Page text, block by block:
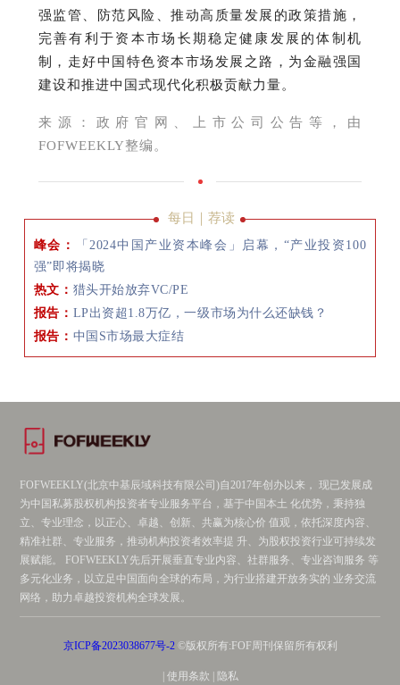
强监管、防范风险、推动高质量发展的政策措施，
完善有利于资本市场长期稳定健康发展的体制机
制，走好中国特色资本市场发展之路，为金融强国
建设和推进中国式现代化积极贡献力量。
来源： 政府官网、上市公司公告等，由
FOFWEEKLY整编。
每日｜荐读
峰会：
「2024中国产业资本峰会」启幕，“产业投资100
强”即将揭晓
热文： 猎头开始放弃VC/PE
报告： LP出资超1.8万亿，一级市场为什么还缺钱？
报告： 中国S市场最大症结
FOFWEEKLY(北京中基辰域科技有限公司)自2017年创办以来， 现已发展成
为中国私募股权机构投资者专业服务平台，基于中国本土 化优势，秉持独
立、专业理念，以正心、卓越、创新、共赢为核心价 值观，依托深度内容、
精准社群、专业服务，推动机构投资者效率提 升、为股权投资行业可持续发
展赋能。 FOFWEEKLY先后开展垂直专业内容、社群服务、专业咨询服务 等
多元化业务，以立足中国面向全球的布局，为行业搭建开放务实的 业务交流
网络，助力卓越投资机构全球发展。
京ICP备2023038677号-2©版权所有:FOF周刊保留所有权利
| 使用条款 | 隐私